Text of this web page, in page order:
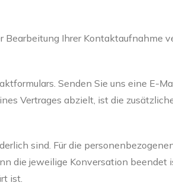
Ihrer Kontaktaufnahme
Senden Sie uns eine E-
Vertrages abzielt, ist die
sind. Für die
die jeweilige Konversation beendet
ist.